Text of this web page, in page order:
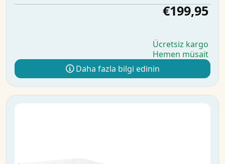
€199,95
Ücretsiz kargo
Hemen müsait
Daha fazla bilgi edinin